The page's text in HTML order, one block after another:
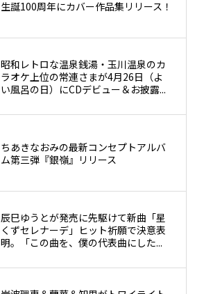
生誕100周年にカバー作品集リリース！
昭和レトロな温泉銭湯・玉川温泉のカ
ラオケ上位の常連さまが4月26日（よ
い風呂の日）にCDデビュー＆お披露...
ちあきなおみの最新コンセプトアルバ
ム第三弾『銀嶺』リリース
辰巳ゆうとが発売に先駆けて新曲「星
くずセレナーデ」ヒット祈願で決意表
明。「この曲を、僕の代表曲にした...